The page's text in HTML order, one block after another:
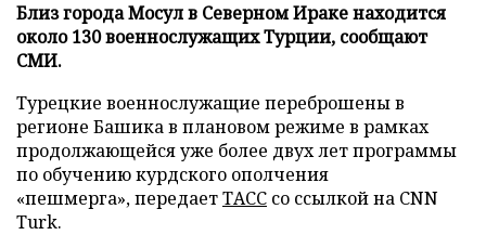
Близ города Мосул в Северном Ираке находится
около 130 военнослужащих Турции, сообщают
СМИ.
Турецкие военнослужащие переброшены в
регионе Башика в плановом режиме в рамках
продолжающейся уже более двух лет программы
по обучению курдского ополчения
«пешмерга», передаетТАСС со ссылкой на CNN
Turk.